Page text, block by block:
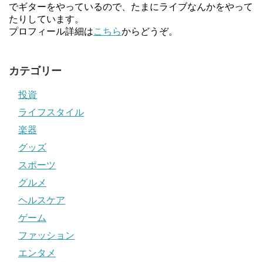
でギターをやっているので、たまにライブなんかをやって
たりしています。
プロフィール詳細はこちらからどうぞ。
カテゴリー
投資
ライフスタイル
楽器
グッズ
スポーツ
グルメ
ヘルスケア
ゲーム
ファッション
エンタメ